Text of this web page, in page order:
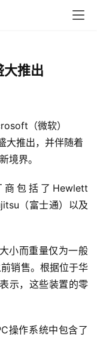
推出
（微软）
大推出，并伴随着
境界。
包括了Hewlett
（富士通）以及
小而重量仅为一般
销售。根据位于华
示，这些装置的零
操作系统中包含了